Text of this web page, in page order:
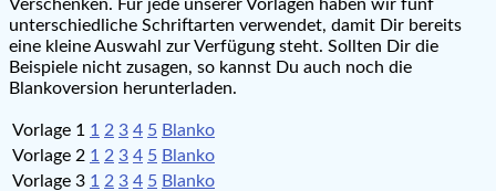
Verschenken. Für jede unserer Vorlagen haben wir fünf
unterschiedliche Schriftarten verwendet, damit Dir bereits
eine kleine Auswahl zur Verfügung steht. Sollten Dir die
Beispiele nicht zusagen, so kannst Du auch noch die
Blankoversion herunterladen.
Vorlage 1 1 2 3 4 5 Blanko
Vorlage 2 1 2 3 4 5 Blanko
Vorlage 3 1 2 3 4 5 Blanko